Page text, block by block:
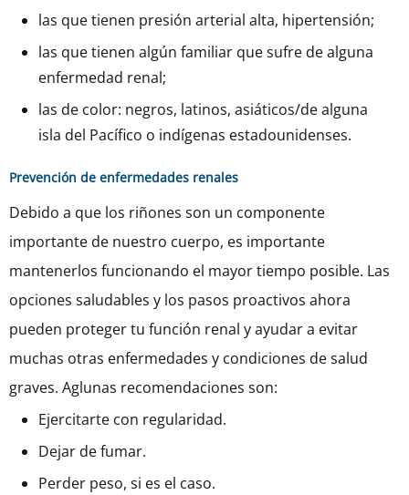
las que tienen presión arterial alta, hipertensión;
las que tienen algún familiar que sufre de alguna
enfermedad renal;
las de color: negros, latinos, asiáticos/de alguna
isla del Pacífico o indígenas estadounidenses.
Prevención de enfermedades renales
Debido a que los riñones son un componente
importante de nuestro cuerpo, es importante
mantenerlos funcionando el mayor tiempo posible. Las
opciones saludables y los pasos proactivos ahora
pueden proteger tu función renal y ayudar a evitar
muchas otras enfermedades y condiciones de salud
graves. Aglunas recomendaciones son:
Ejercitarte con regularidad.
Dejar de fumar.
Perder peso, si es el caso.